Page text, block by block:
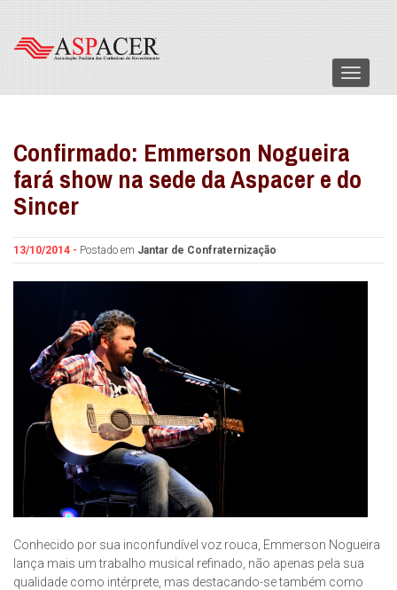
Menu
Confirmado: Emmerson Nogueira
fará show na sede da Aspacer e do
Sincer
13/10/2014 - Postado em Jantar de Confraternização
Conhecido por sua inconfundível voz rouca, Emmerson Nogueira
lança mais um trabalho musical refinado, não apenas pela sua
qualidade como intérprete, mas destacando-se também como